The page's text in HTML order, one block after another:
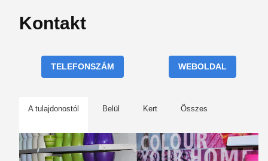
Kontakt
TELEFONSZÁM WEBOLDAL
A tulajdonostól Belül Kert Összes